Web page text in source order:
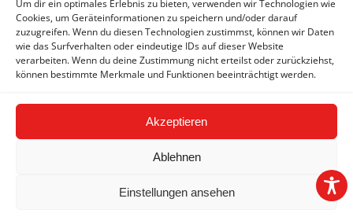
Um dir ein optimales Erlebnis zu bieten, verwenden wir Technologien wie
Cookies, um Geräteinformationen zu speichern und/oder darauf
zuzugreifen. Wenn du diesen Technologien zustimmst, können wir Daten
wie das Surfverhalten oder eindeutige IDs auf dieser Website
verarbeiten. Wenn du deine Zustimmung nicht erteilst oder zurückziehst,
können bestimmte Merkmale und Funktionen beeinträchtigt werden.
Akzeptieren
Ablehnen
Einstellungen ansehen
Zytologie
Lymphozyten-Klonalität
Tumorgenetische Tests